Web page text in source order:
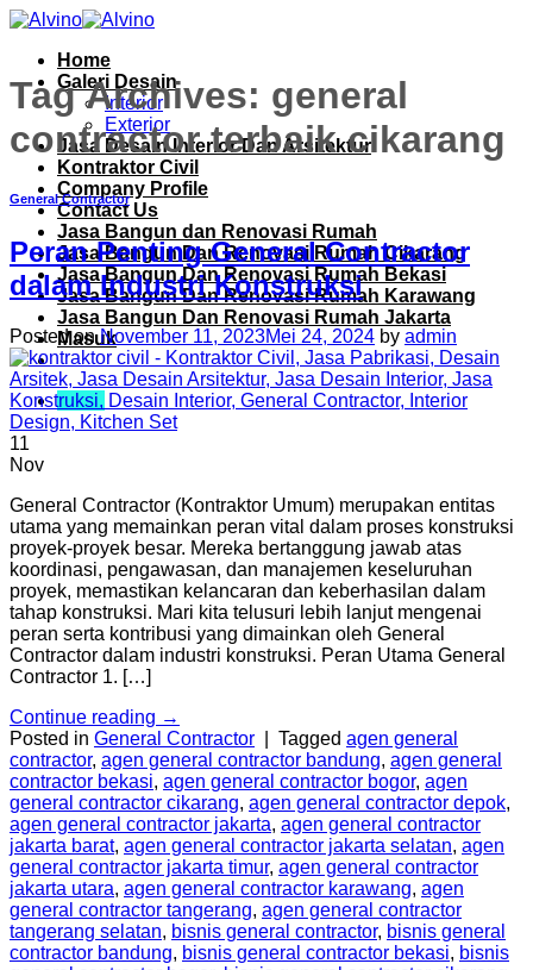
Skip
contentHome
Galeri Desain
Interior
Exterior
Jasa Desain Interior Dan Arsitektur
Kontraktor Civil
Company Profile
Contact Us
Jasa Bangun dan Renovasi Rumah
Jasa Bangun Dan Renovasi Rumah Cikarang
Jasa Bangun Dan Renovasi Rumah Bekasi
Jasa Bangun Dan Renovasi Rumah Karawang
Jasa Bangun Dan Renovasi Rumah Jakarta
Masuk
Menu
Tag Archives: general
contractor terbaik cikarang
General Contractor
Peran Penting General Contractor
dalam Industri Konstruksi
Posted onNovember 11, 2023Mei 24, 2024 by admin
11
Nov
General Contractor (Kontraktor Umum) merupakan entitas
utama yang memainkan peran vital dalam proses konstruksi
proyek-proyek besar. Mereka bertanggung jawab atas
koordinasi, pengawasan, dan manajemen keseluruhan
proyek, memastikan kelancaran dan keberhasilan dalam
tahap konstruksi. Mari kita telusuri lebih lanjut mengenai
peran serta kontribusi yang dimainkan oleh General
Contractor dalam industri konstruksi. Peran Utama General
Contractor 1. […]
Continue reading →
Posted in General Contractor Tagged agen general
contractor, agen general contractor bandung, agen general
contractor bekasi, agen general contractor bogor, agen
general contractor cikarang, agen general contractor depok,
agen general contractor jakarta, agen general contractor
jakarta barat, agen general contractor jakarta selatan, agen
general contractor jakarta timur, agen general contractor
jakarta utara, agen general contractor karawang, agen
general contractor tangerang, agen general contractor
tangerang selatan, bisnis general contractor, bisnis general
contractor bandung, bisnis general contractor bekasi, bisnis